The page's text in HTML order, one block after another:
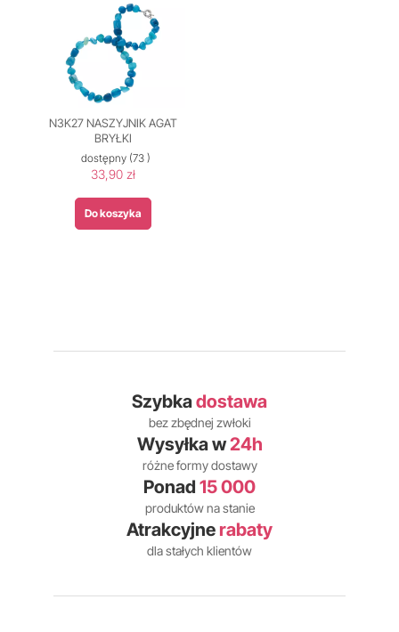
N3K27 NASZYJNIK AGAT
BRYŁKI
dostępny(73 )
33,90 zł
Do koszyka
Szybkadostawa
bez zbędnej zwłoki
Wysyłka w24h
różne formy dostawy
Ponad 15 000
produktów na stanie
Atrakcyjne rabaty
dla stałych klientów